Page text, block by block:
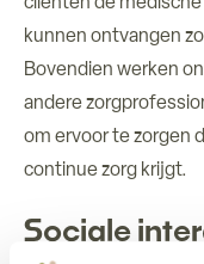
kunnen ontvangen
Bovendien werken
andere
om ervoor te zorgen
continue zorg krijgt.
Sociale